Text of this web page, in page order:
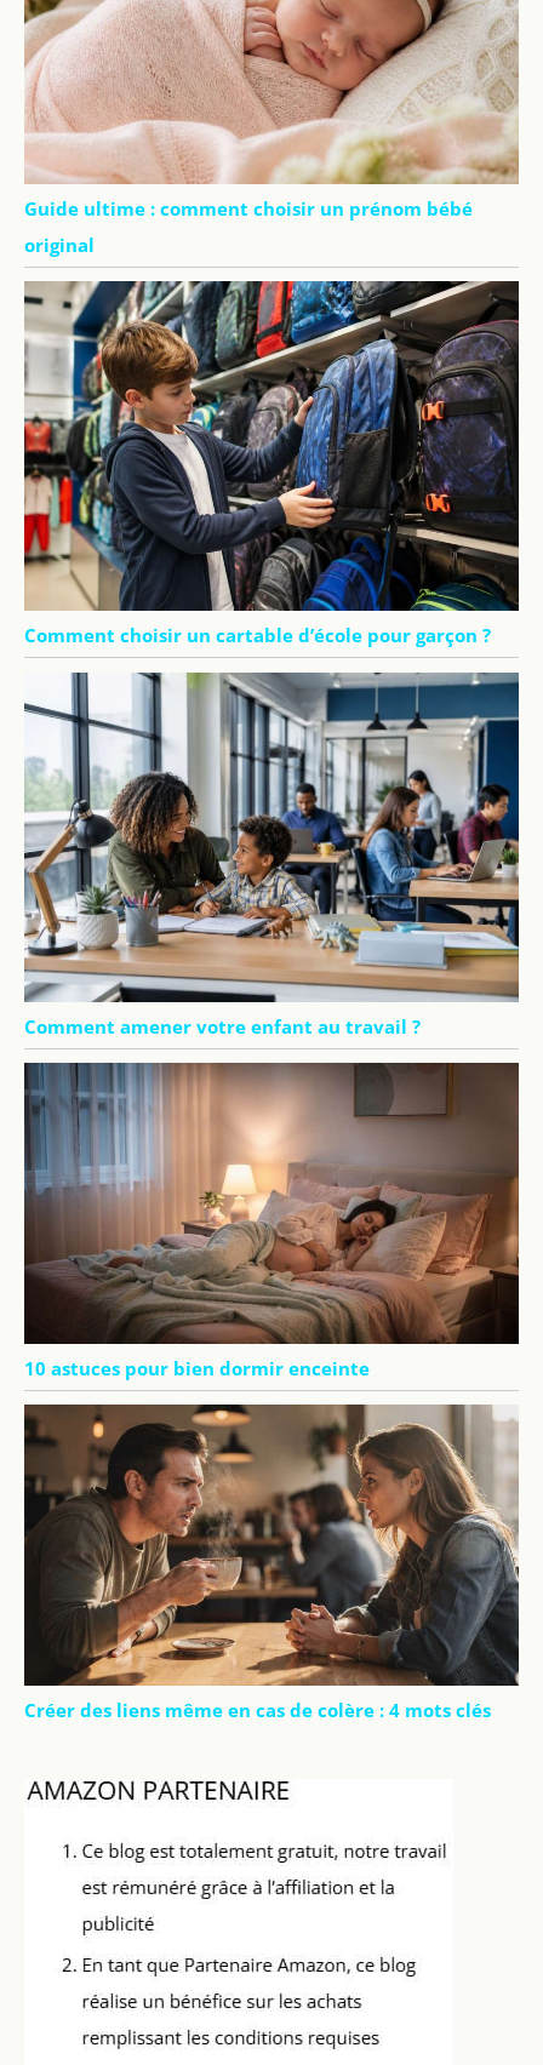
Guide ultime : comment choisir un prénom bébé
original
Comment choisir un cartable d’école pour garçon ?
Comment amener votre enfant au travail ?
10 astuces pour bien dormir enceinte
Créer des liens même en cas de colère : 4 mots clés